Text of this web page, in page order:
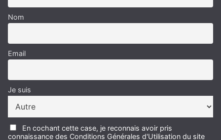
Nom
Email
Je suis
En cochant cette case, je reconnais avoir pris
connaissance des Conditions Générales d'Utilisation du site